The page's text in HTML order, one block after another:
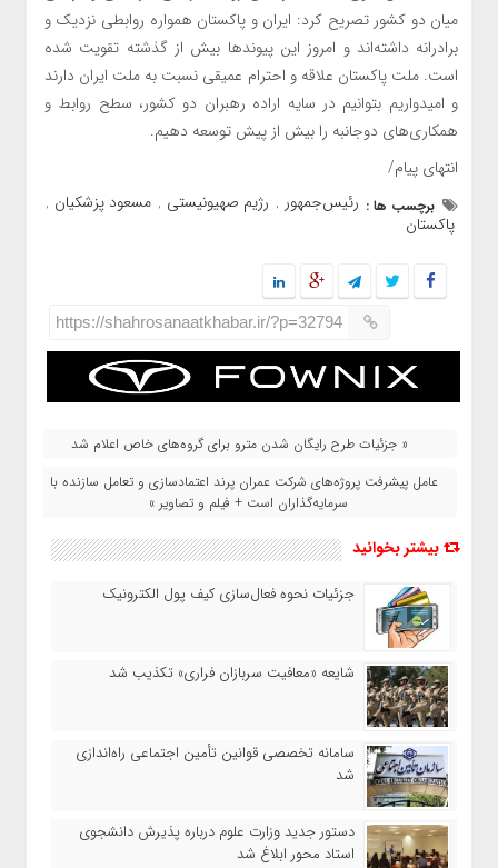
میان دو کشور تصریح کرد: ایران و پاکستان همواره روابطی نزدیک و
برادرانه داشته‌اند و امروز این پیوندها بیش از گذشته تقویت شده
است. ملت پاکستان علاقه و احترام عمیقی نسبت به ملت ایران دارند
و امیدواریم بتوانیم در سایه اراده رهبران دو کشور، سطح روابط و
همکاری‌های دوجانبه را بیش از پیش توسعه دهیم.
انتهای پیام/
برچسب ها : رئیس‌جمهور , رژیم صهیونیستی , مسعود پزشکیان ,
پاکستان
https://shahrosanaatkhabar.ir/?p=32794
« جزئیات طرح رایگان شدن مترو برای گروه‌های خاص اعلام شد
عامل پیشرفت پروژه‌های شرکت عمران پرند اعتمادسازی و تعامل سازنده با
سرمایه‌گذاران است + فیلم و تصاویر »
بیشتر بخوانید
جزئیات نحوه فعال‌سازی کیف پول الکترونیک
شایعه «معافیت سربازان فراری» تکذیب شد
سامانه تخصصی قوانین تأمین اجتماعی راه‌اندازی
شد
دستور جدید وزارت علوم درباره پذیرش دانشجوی
استاد محور ابلاغ شد